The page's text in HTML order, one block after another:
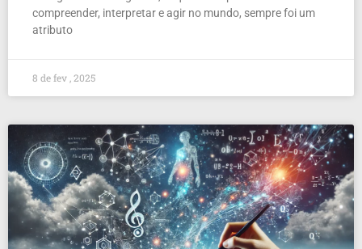
compreender, interpretar e agir no mundo, sempre foi um
atributo
8 de fev , 2025